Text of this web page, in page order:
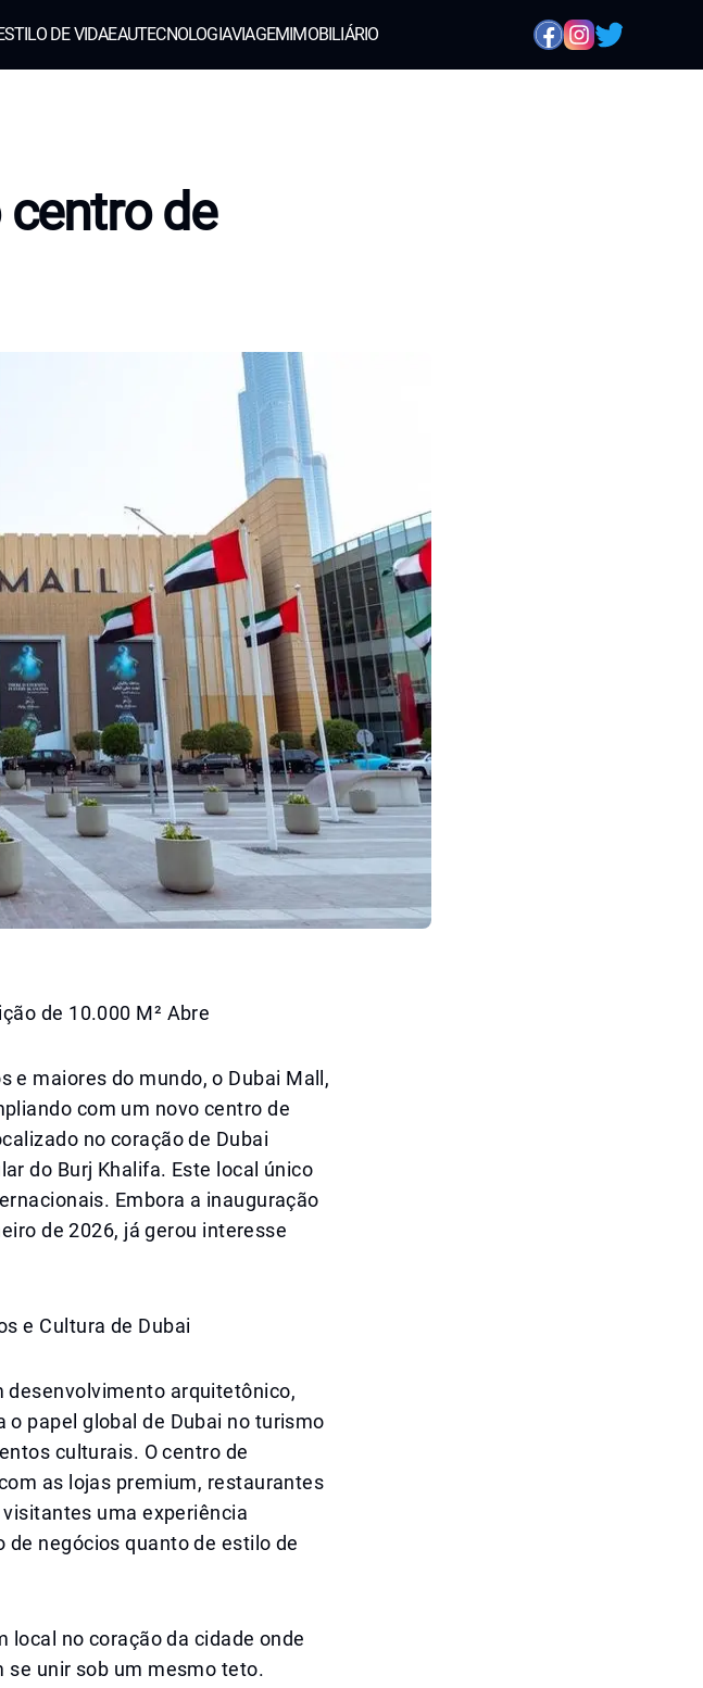
DE VIDAEAUTECNOLOGIAVIAGEMIMOBILIÁRIO
de
de 10.000 M² Abre
e maiores do mundo, o Dubai Mall,
com um novo centro de
no coração de Dubai
do Burj Khalifa. Este local único
Embora a inauguração
de 2026, já gerou interesse
e Cultura de Dubai
desenvolvimento arquitetônico,
papel global de Dubai no turismo
culturais. O centro de
as lojas premium, restaurantes
uma experiência
negócios quanto de estilo de
local no coração da cidade onde
se unir sob um mesmo teto.